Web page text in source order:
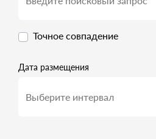
Точное совпадение
Дата размещения